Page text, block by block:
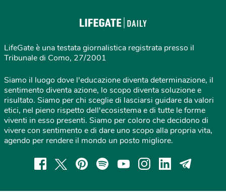
LifeGate è una testata giornalistica registrata presso il
Tribunale di Como, 27/2001
Siamo il luogo dove l'educazione diventa determinazione, il
sentimento diventa azione, lo scopo diventa soluzione e
risultato. Siamo per chi sceglie di lasciarsi guidare da valori
etici, nel pieno rispetto dell'ecosistema e di tutte le forme
viventi in esso presenti. Siamo per coloro che decidono di
vivere con sentimento e di dare uno scopo alla propria vita,
agendo per rendere il mondo un posto migliore.